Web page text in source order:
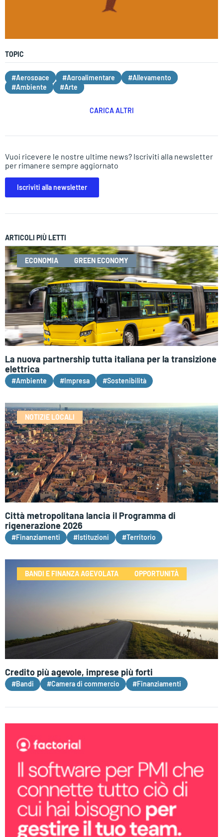
TOPIC
#Aerospace #Agroalimentare
#Allevamento
#Ambiente
#Arte
CARICA ALTRI
Vuoi ricevere le nostre ultime news? Iscriviti alla newsletter
per rimanere sempre aggiornato
Iscriviti alla newsletter
ARTICOLI PIÙ LETTI
ECONOMIA GREEN ECONOMY
La nuova partnership tutta italiana per la transizione
elettrica
#Ambiente #Impresa #Sostenibilità
NOTIZIE LOCALI
Città metropolitana lancia il Programma di
rigenerazione 2026
#Finanziamenti #Istituzioni #Territorio
BANDI E FINANZA AGEVOLATA OPPORTUNITÀ
Credito più agevole, imprese più forti
#Bandi #Camera di commercio #Finanziamenti